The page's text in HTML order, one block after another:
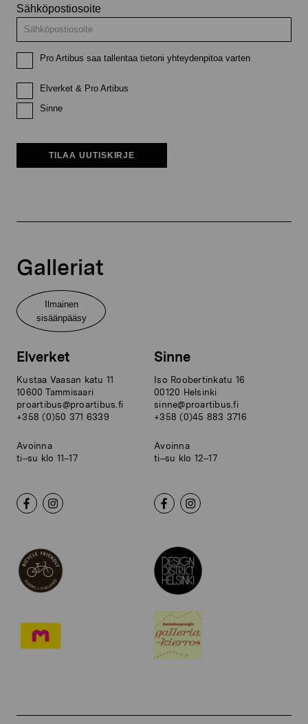
Sähköpostiosoite
Pro Artibus saa tallentaa tietoni yhteydenpitoa varten
Elverket & Pro Artibus
Sinne
TILAA UUTISKIRJE
Galleriat
Ilmainen
sisäänpääsy
Elverket
Kustaa Vaasan katu 11
10600 Tammisaari
proartibus@proartibus.fi
+358 (0)50 371 6339
Avoinna
ti–su klo 11–17
Sinne
Iso Roobertinkatu 16
00120 Helsinki
sinne@proartibus.fi
+358 (0)45 883 3716
Avoinna
ti–su klo 12–17